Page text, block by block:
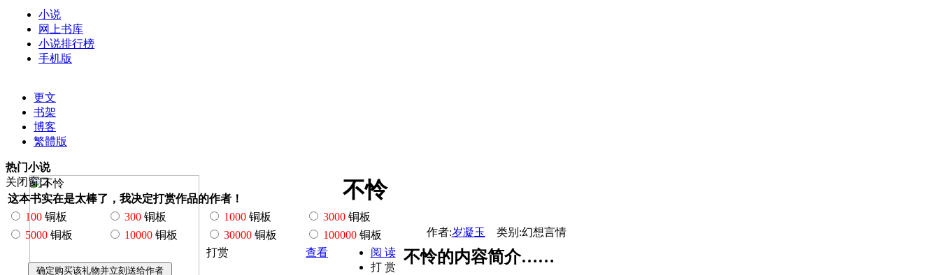
小说
网上书库
小说排行榜
手机版
更文
书架
博客
繁體版
热门小说
关闭窗口
这本书实在是太棒了，我决定打赏作品的作者！
100 铜板 300 铜板 1000 铜板 3000 铜板
5000 铜板 10000 铜板 30000 铜板 100000 铜板
打赏
查看
不怜
作者:岁凝玉 类别:幻想言情
阅 读
打 赏
不怜的内容简介……